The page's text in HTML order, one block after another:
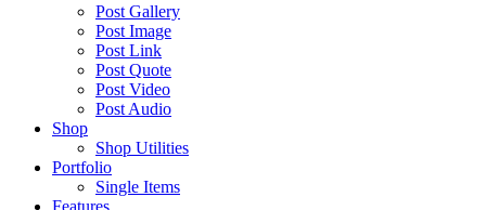
Post Gallery
Post Image
Post Link
Post Quote
Post Video
Post Audio
Shop
Shop Utilities
Portfolio
Single Items
Features